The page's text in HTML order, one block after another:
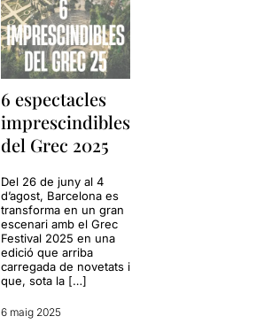
6 espectacles
imprescindibles
del Grec 2025
Del 26 de juny al 4
d’agost, Barcelona es
transforma en un gran
escenari amb el Grec
Festival 2025 en una
edició que arriba
carregada de novetats i
que, sota la […]
6 maig 2025